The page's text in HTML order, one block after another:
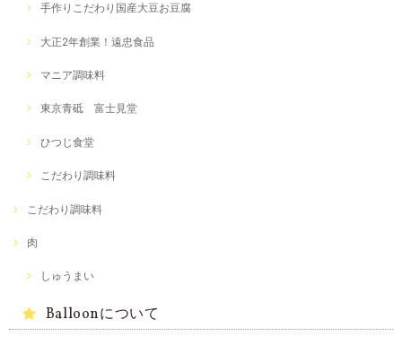
手作りこだわり国産大豆お豆腐
大正2年創業！遠忠食品
マニア調味料
東京青砥 富士見堂
ひつじ食堂
こだわり調味料
こだわり調味料
肉
しゅうまい
Balloonについて